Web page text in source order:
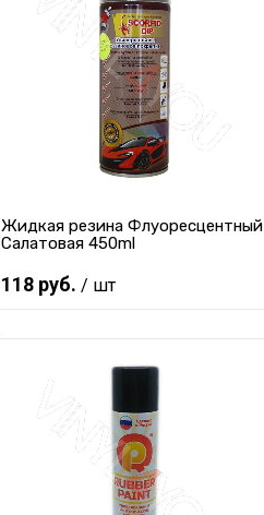
В избранное
Жидкая резина Флуоресцентный
Салатовая 450ml
118 руб. / шт
Купить в 1 клик
В избранное